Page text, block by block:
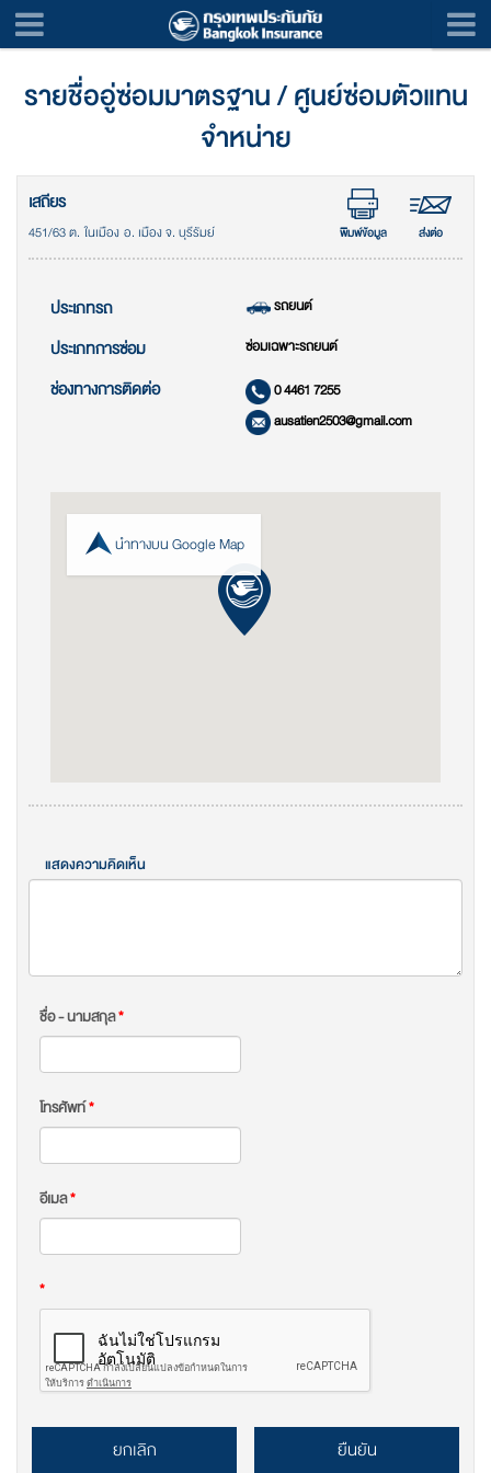
รายชื่ออู่ซ่อมมาตรฐาน / ศูนย์ซ่อมตัวแทน
จำหน่าย
เสถียร
451/63 ต. ในเมือง อ. เมือง จ. บุรีรัมย์ พิมพ์ข้อมูล ส่งต่อ
ประเภทรถ รถยนต์
ประเภทการซ่อม ซ่อมเฉพาะรถยนต์
ช่องทางการติดต่อ
0 4461 7255
ausatien2503@gmail.com
นำทางบน Google Map
แสดงความคิดเห็น
ชื่อ - นามสกุล*
โทรศัพท์*
อีเมล*
*
ยกเลิก ยืนยัน